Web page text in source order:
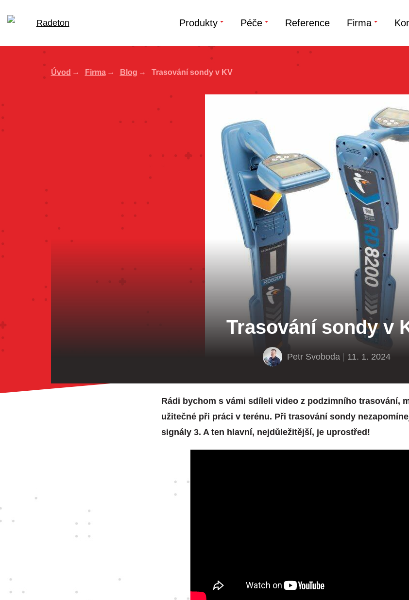
Produkty Péče Reference Firma
Úvod Firma Blog Trasování sondy v KV
Trasování sondy v
Petr Svoboda 11. 1. 2024
Rádi bychom s vámi sdíleli video z podzimního trasování,
užitečné při práci v terénu. Při trasování sondy
signály 3. A ten hlavní, nejdůležitější, je uprostřed!